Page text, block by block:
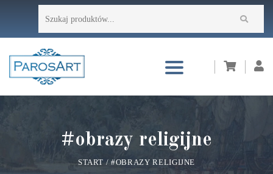
#obrazy religijne
START /#OBRAZY RELIGIJNE